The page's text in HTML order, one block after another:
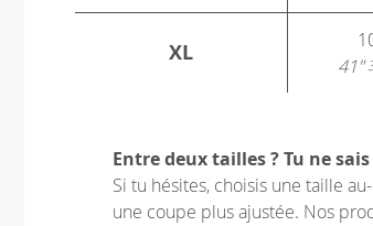
XL
41"
Entre deux tailles ? Tu ne
Si tu hésites, choisis une taille
une coupe plus ajustée. Nos